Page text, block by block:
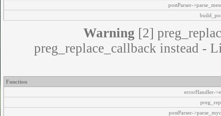
postParser-
Warning [2]
preg_replace_callback instead -
Function
errorHandler-
postParser-